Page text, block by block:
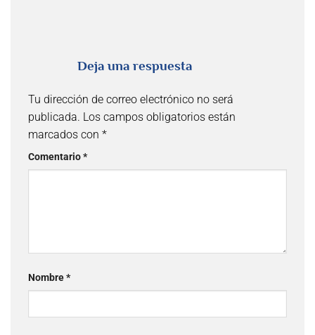
Deja una respuesta
Tu dirección de correo electrónico no será
publicada. Los campos obligatorios están
marcados con *
Comentario*
Nombre*